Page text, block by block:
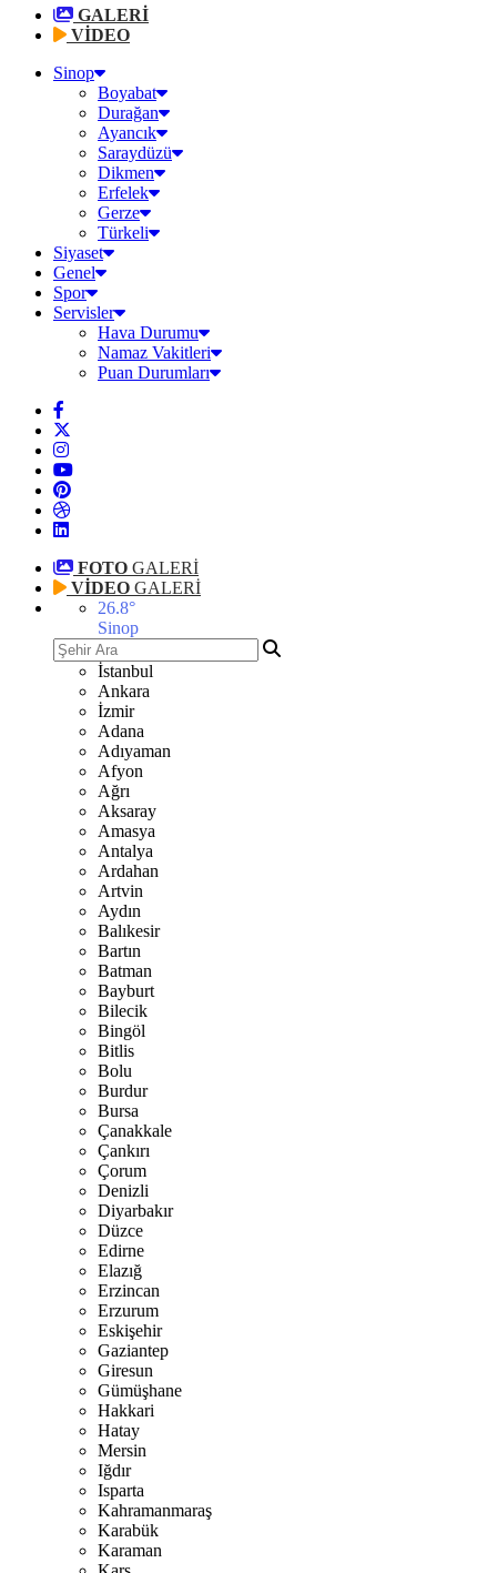
GALERİ
VİDEO
Sinop
Boyabat
Durağan
Ayancık
Saraydüzü
Dikmen
Erfelek
Gerze
Türkeli
Siyaset
Genel
Spor
Servisler
Hava Durumu
Namaz Vakitleri
Puan Durumları
FOTO GALERİ
VİDEO GALERİ
26.8°
Sinop
İstanbul
Ankara
İzmir
Adana
Adıyaman
Afyon
Ağrı
Aksaray
Amasya
Antalya
Ardahan
Artvin
Aydın
Balıkesir
Bartın
Batman
Bayburt
Bilecik
Bingöl
Bitlis
Bolu
Burdur
Bursa
Çanakkale
Çankırı
Çorum
Denizli
Diyarbakır
Düzce
Edirne
Elazığ
Erzincan
Erzurum
Eskişehir
Gaziantep
Giresun
Gümüşhane
Hakkari
Hatay
Mersin
Iğdır
Isparta
Kahramanmaraş
Karabük
Karaman